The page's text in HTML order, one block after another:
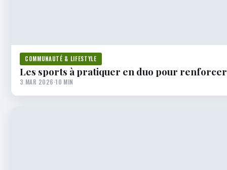
COMMUNAUTÉ & LIFESTYLE
Les sports à pratiquer en duo pour
3 MAR 2026·10 MIN